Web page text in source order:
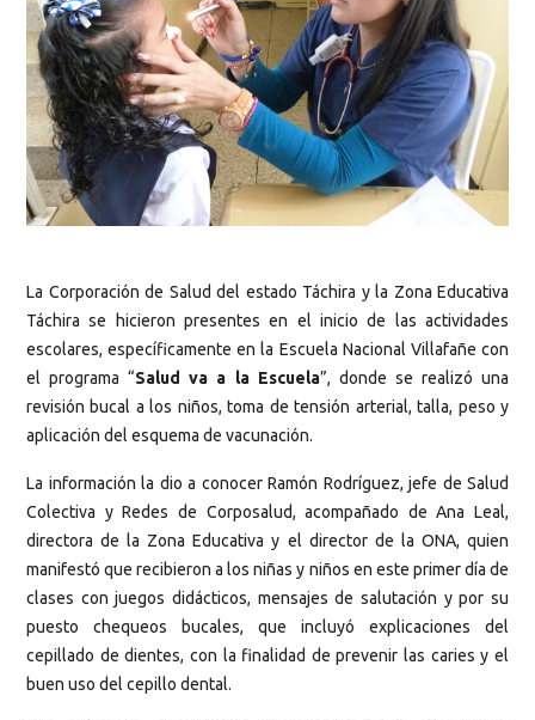
La Corporación de Salud del estado Táchira y la Zona Educativa
Táchira se hicieron presentes en el inicio de las actividades
escolares, específicamente en la Escuela Nacional Villafañe con
el programa “Salud va a la Escuela”, donde se realizó una
revisión bucal a los niños, toma de tensión arterial, talla, peso y
aplicación del esquema de vacunación.
La información la dio a conocer Ramón Rodríguez, jefe de Salud
Colectiva y Redes de Corposalud, acompañado de Ana Leal,
directora de la Zona Educativa y el director de la ONA, quien
manifestó que recibieron a los niñas y niños en este primer día de
clases con juegos didácticos, mensajes de salutación y por su
puesto chequeos bucales, que incluyó explicaciones del
cepillado de dientes, con la finalidad de prevenir las caries y el
buen uso del cepillo dental.